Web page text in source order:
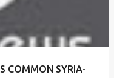
COMMON SYRIA-